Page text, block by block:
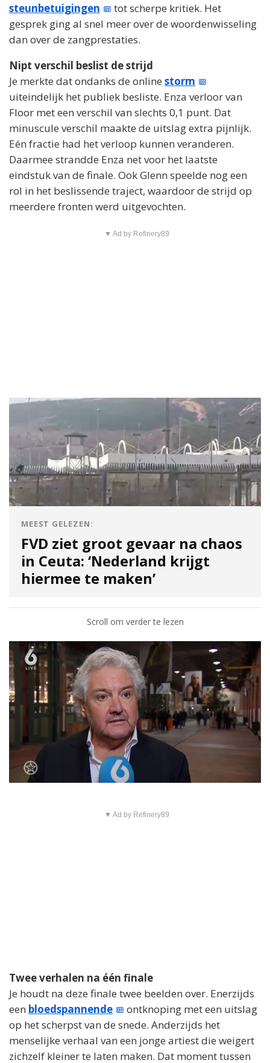
steunbetuigingen
tot scherpe kritiek. Het
gesprek ging al snel meer over de woordenwisseling
dan over de zangprestaties.
Nipt verschil beslist de strijd
Je merkte dat ondanks de online storm
uiteindelijk het publiek besliste. Enza verloor van
Floor met een verschil van slechts 0,1 punt. Dat
minuscule verschil maakte de uitslag extra pijnlijk.
Eén fractie had het verloop kunnen veranderen.
Daarmee strandde Enza net voor het laatste
eindstuk van de finale. Ook Glenn speelde nog een
rol in het beslissende traject, waardoor de strijd op
meerdere fronten werd uitgevochten.
▼ Ad by Refinery89
MEEST GELEZEN:
FVD ziet groot gevaar na chaos
in Ceuta: ‘Nederland krijgt
hiermee te maken’
Scroll om verder te lezen
▼ Ad by Refinery89
Twee verhalen na één finale
Je houdt na deze finale twee beelden over. Enerzijds
een bloedspannende
ontknoping met een uitslag
op het scherpst van de snede. Anderzijds het
menselijke verhaal van een jonge artiest die weigert
zichzelf kleiner te laten maken. Dat moment tussen